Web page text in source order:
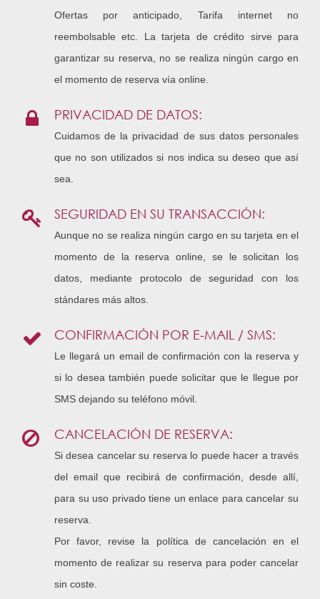
Ofertas por anticipado, Tarifa internet no
reembolsable etc. La tarjeta de crédito sirve para
garantizar su reserva, no se realiza ningún cargo en
el momento de reserva vía online.
PRIVACIDAD DE DATOS:
Cuidamos de la privacidad de sus datos personales
que no son utilizados si nos indica su deseo que así
sea.
SEGURIDAD EN SU TRANSACCIÓN:
Aunque no se realiza ningún cargo en su tarjeta en el
momento de la reserva online, se le solicitan los
datos, mediante protocolo de seguridad con los
stándares más altos.
CONFIRMACIÓN POR E-MAIL / SMS:
Le llegará un email de confirmación con la reserva y
si lo desea también puede solicitar que le llegue por
SMS dejando su teléfono móvil.
CANCELACIÓN DE RESERVA:
Si desea cancelar su reserva lo puede hacer a través
del email que recibirá de confirmación, desde allí,
para su uso privado tiene un enlace para cancelar su
reserva.
Por favor, revise la política de cancelación en el
momento de realizar su reserva para poder cancelar
sin coste.